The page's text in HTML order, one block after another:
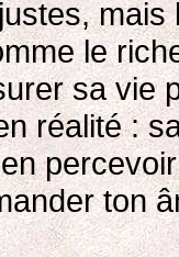
le
sa vie
réalité :
ton